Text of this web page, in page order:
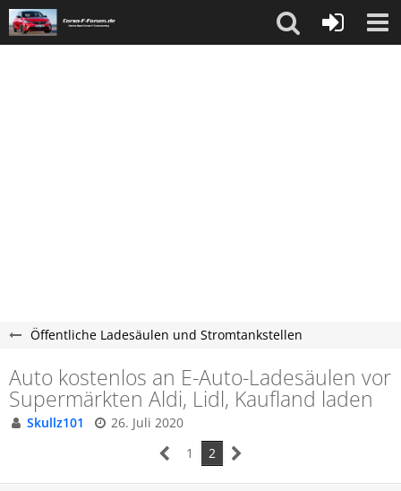
Öffentliche Ladesäulen und Stromtankstellen
Auto kostenlos an E-Auto-Ladesäulen vor
Supermärkten Aldi, Lidl, Kaufland laden
Skullz101
26. Juli 2020
1
2